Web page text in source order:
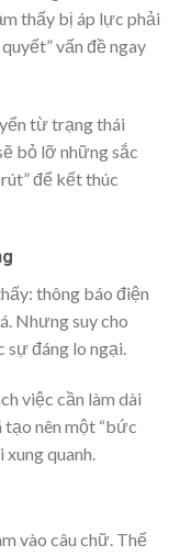
thấy bị áp lực phải
vấn đề ngay
từ trạng thái
bỏ lỡ những sắc
để kết thúc
thông báo điện
Nhưng suy cho
sự đáng lo ngại.
việc cần làm dài
tạo nên một “bức
quanh.
vào câu chữ. Thế